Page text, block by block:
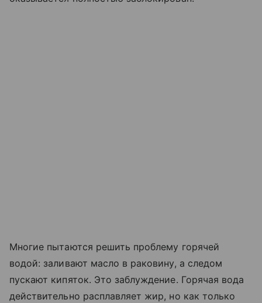
Многие пытаются решить проблему горячей
водой: заливают масло в раковину, а следом
пускают кипяток. Это заблуждение. Горячая вода
действительно расплавляет жир, но как только